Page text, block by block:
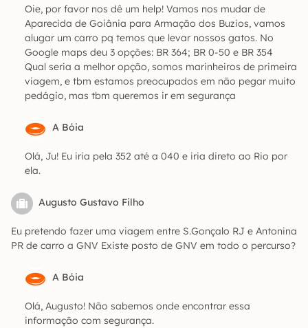
Oie, por favor nos dê um help! Vamos nos mudar de
Aparecida de Goiânia para Armação dos Buzios, vamos
alugar um carro pq temos que levar nossos gatos. No
Google maps deu 3 opções: BR 364; BR 0-50 e BR 354
Qual seria a melhor opção, somos marinheiros de primeira
viagem, e tbm estamos preocupados em não pegar muito
pedágio, mas tbm queremos ir em segurança
A Bóia
Olá, Ju! Eu iria pela 352 até a 040 e iria direto ao Rio por
ela.
Augusto Gustavo Filho
Eu pretendo fazer uma viagem entre S.Gonçalo RJ e Antonina
PR de carro a GNV Existe posto de GNV em todo o percurso?
A Bóia
Olá, Augusto! Não sabemos onde encontrar essa
informação com segurança.